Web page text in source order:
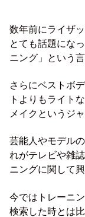
数年前にライザ
とても話題にな
ニング」という
さらにベストボ
トよりもライト
メイクというジ
芸能人やモデル
れがテレビや雑
ニングに関して
今ではトレーニ
検索した時とは